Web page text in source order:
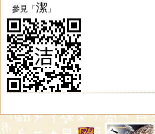
參見「潔 」